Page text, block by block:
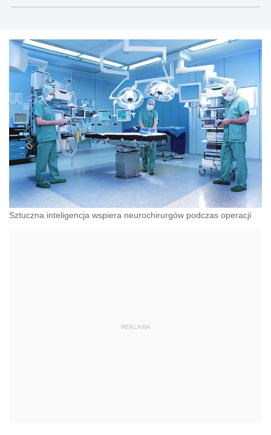
Sztuczna inteligencja wspiera neurochirurgów podczas operacji